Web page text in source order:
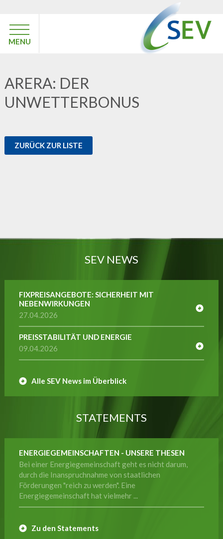
MENU
ARERA: DER
UNWETTERBONUS
ZURÜCK ZUR LISTE
SEV NEWS
FIXPREISANGEBOTE: SICHERHEIT MIT
NEBENWIRKUNGEN
27.04.2026
PREISSTABILITÄT UND ENERGIE
09.04.2026
Alle SEV News im Überblick
STATEMENTS
ENERGIEGEMEINSCHAFTEN - UNSERE THESEN
Bei einer Energiegemeinschaft geht es nicht darum,
durch die Inanspruchnahme von staatlichen
Förderungen "reich zu werden". Eine
Energiegemeinschaft hat vielmehr ...
Zu den Statements